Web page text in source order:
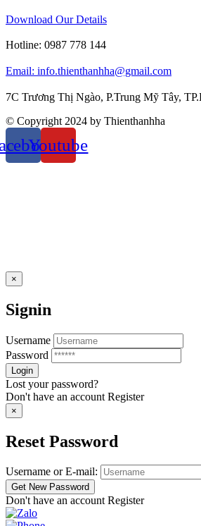
Download Our Details
Hotline: 0987 778 144
Email: info.thienthanhha@gmail.com
7C Trương Thị Ngào, P.Trung Mỹ Tây,
© Copyright 2024 by Thienthanhha
Youtube
×
Signin
Username
Password
Lost your password?
Don't have an account Register
×
Reset Password
Username or E-mail:
Don't have an accountRegister